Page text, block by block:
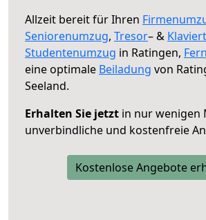
Allzeit bereit für Ihren
Seniorenumzug, Tresor– &
Studentenumzug in Ratingen,
eine optimale Beiladung von
Seeland.
Erhalten Sie jetzt in nur wenigen
unverbindliche und kostenfreie
Kostenlose Angebote